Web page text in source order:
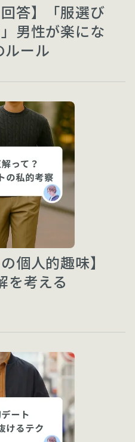
答】「服選び
男性が楽にな
ルール
個人的趣味】
を考える